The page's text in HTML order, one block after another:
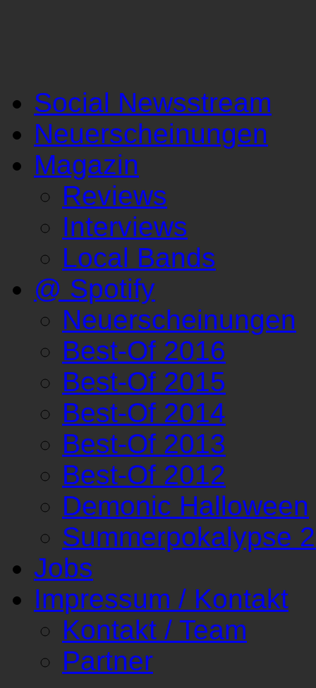
Social Newsstream
Neuerscheinungen
Magazin
Reviews
Interviews
Local Bands
@ Spotify
Neuerscheinungen
Best-Of 2016
Best-Of 2015
Best-Of 2014
Best-Of 2013
Best-Of 2012
Demonic Halloween
Summerpokalypse
Jobs
Impressum / Kontakt
Kontakt / Team
Partner